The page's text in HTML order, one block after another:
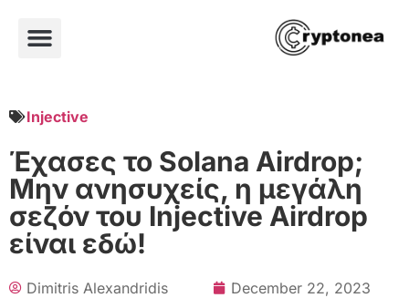
Injective
Έχασες το Solana Airdrop;
Μην ανησυχείς, η μεγάλη
σεζόν του Injective Airdrop
είναι εδώ!
Dimitris Alexandridis
December 22, 2023